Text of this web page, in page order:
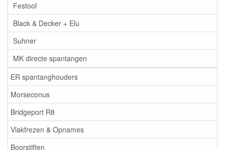
Festool
Black & Decker + Elu
Suhner
MK directe spantangen
ER spantanghouders
Morseconus
Bridgeport R8
Vlakfrezen & Opnames
Boorstiften